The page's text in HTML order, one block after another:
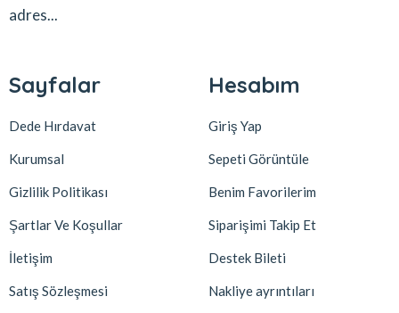
adres...
Sayfalar
Dede Hırdavat
Kurumsal
Gizlilik Politikası
Şartlar Ve Koşullar
İletişim
Satış Sözleşmesi
Hesabım
Giriş Yap
Sepeti Görüntüle
Benim Favorilerim
Siparişimi Takip Et
Destek Bileti
Nakliye ayrıntıları